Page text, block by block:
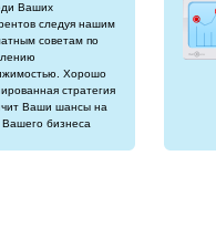
Ваших
следуя нашим
советам по
Хорошо
стратегия
Ваши шансы на
Вашего бизнеса